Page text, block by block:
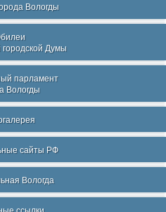
Вологды
городской Думы
парламент
Вологды
сайты РФ
Вологда